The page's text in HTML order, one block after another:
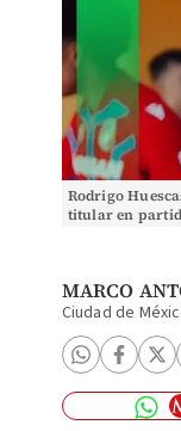
Rodrigo
titular en
MARCO
Ciudad de